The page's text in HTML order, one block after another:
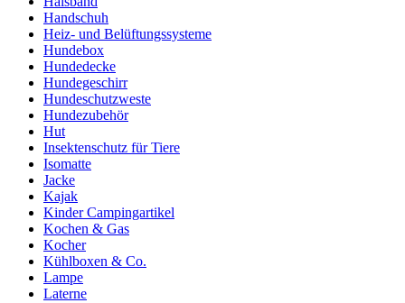
Handschuh
Heiz- und Belüftungssysteme
Hundebox
Hundedecke
Hundegeschirr
Hundeschutzweste
Hundezubehör
Hut
Insektenschutz für Tiere
Isomatte
Jacke
Kajak
Kinder Campingartikel
Kochen & Gas
Kocher
Kühlboxen & Co.
Lampe
Laterne